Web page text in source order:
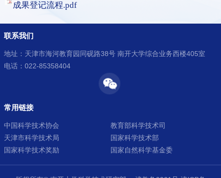
成果登记流程.pdf
联系我们
地址：天津市海河教育园同砚路38号 南开大学综合业务西楼405室
电话：022-85358404
常用链接
中国科学技术协会
教育部科学技术司
天津市科学技术局
国家科学技术部
国家科学技术奖励
国家自然科学基金委